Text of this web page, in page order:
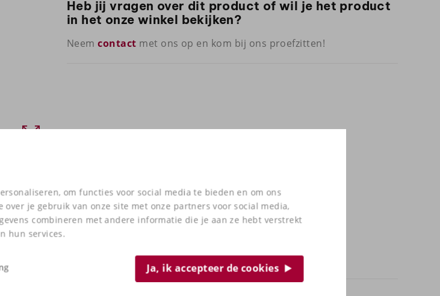
om functies voor social media te bieden en om ons
je gebruik van onze site met onze partners voor social media,
combineren met andere informatie die je aan ze hebt verstrekt
hun services.
Ja, ik accepteer de cookies
Heb jij vragen over dit product of wil je het product
in het onze winkel bekijken?
Neemcontact met ons op en kom bij ons proefzitten!